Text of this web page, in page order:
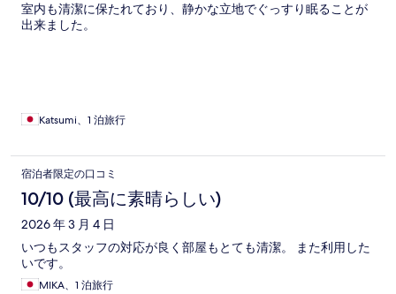
室内も清潔に保たれており、静かな立地でぐっすり眠ることが
出来ました。
Katsumi、1 泊旅行
宿泊者限定の口コミ
10/10 (最高に素晴らしい)
2026 年 3 月 4 日
いつもスタッフの対応が良く部屋もとても清潔。 また利用した
いです。
MIKA、1 泊旅行